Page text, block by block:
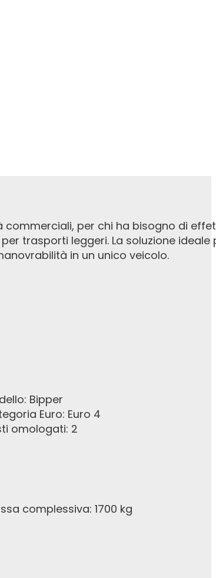
commerciali, per chi ha bisogno di
trasporti leggeri. La soluzione ideale
in un unico veicolo.
Bipper
Euro: Euro 4
omologati: 2
complessiva: 1700 kg